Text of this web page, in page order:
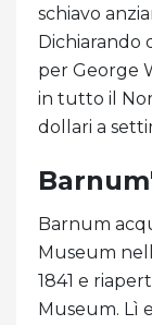
schiavo
Dichiarando
per George
in tutto il
dollari a
Barnum
Museum
1841 e
Museum. Lì